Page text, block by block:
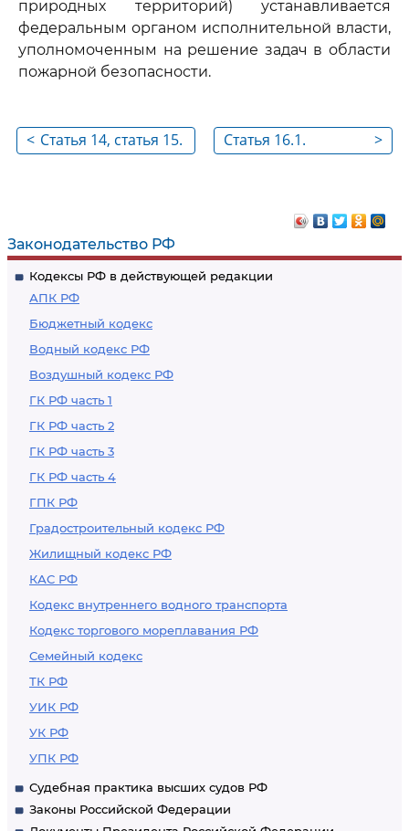
Законодательство РФ
Кодексы РФ в действующей редакции
АПК РФ
Бюджетный кодекс
Водный кодекс РФ
Воздушный кодекс РФ
ГК РФ часть 1
ГК РФ часть 2
ГК РФ часть 3
ГК РФ часть 4
ГПК РФ
Градостроительный кодекс РФ
Жилищный кодекс РФ
КАС РФ
Кодекс внутреннего водного транспорта
Кодекс торгового мореплавания РФ
Семейный кодекс
ТК РФ
УИК РФ
УК РФ
УПК РФ
Судебная практика высших судов РФ
Законы Российской Федерации
природных территорий) устанавливается
федеральным органом исполнительной власти,
уполномоченным на решение задач в области
пожарной безопасности.
< Статья 14, статья 15.
>
Статья 16.1.
полномочий
федеральных
органов
исполнительной